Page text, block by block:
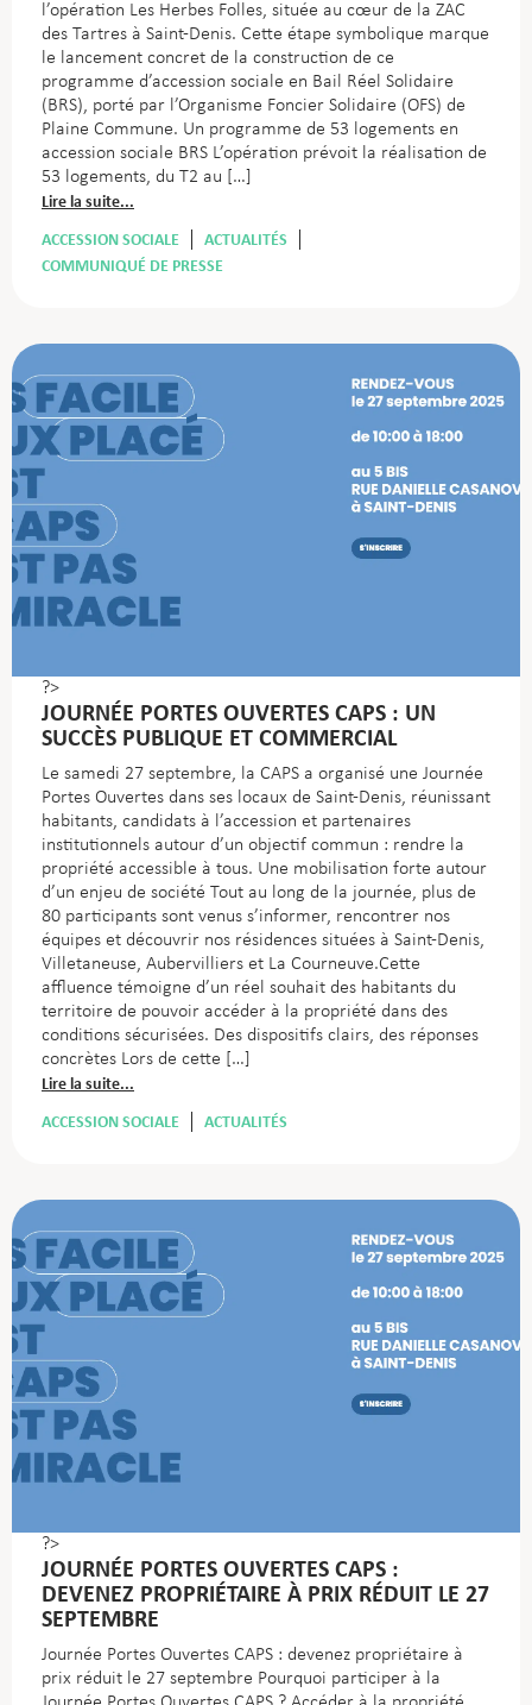
l’opération Les Herbes Folles, située au cœur de la ZAC
des Tartres à Saint-Denis. Cette étape symbolique marque
le lancement concret de la construction de ce
programme d’accession sociale en Bail Réel Solidaire
(BRS), porté par l’Organisme Foncier Solidaire (OFS) de
Plaine Commune. Un programme de 53 logements en
accession sociale BRS L’opération prévoit la réalisation de
53 logements, du T2 au […]
Lire la suite...
ACCESSION SOCIALE
ACTUALITÉS
COMMUNIQUÉ DE PRESSE
?>
JOURNÉE PORTES OUVERTES CAPS : UN
SUCCÈS PUBLIQUE ET COMMERCIAL
Le samedi 27 septembre, la CAPS a organisé une Journée
Portes Ouvertes dans ses locaux de Saint-Denis, réunissant
habitants, candidats à l’accession et partenaires
institutionnels autour d’un objectif commun : rendre la
propriété accessible à tous. Une mobilisation forte autour
d’un enjeu de société Tout au long de la journée, plus de
80 participants sont venus s’informer, rencontrer nos
équipes et découvrir nos résidences situées à Saint-Denis,
Villetaneuse, Aubervilliers et La Courneuve.Cette
affluence témoigne d’un réel souhait des habitants du
territoire de pouvoir accéder à la propriété dans des
conditions sécurisées. Des dispositifs clairs, des réponses
concrètes Lors de cette […]
Lire la suite...
ACCESSION SOCIALE
ACTUALITÉS
?>
JOURNÉE PORTES OUVERTES CAPS :
DEVENEZ PROPRIÉTAIRE À PRIX RÉDUIT LE 27
SEPTEMBRE
Journée Portes Ouvertes CAPS : devenez propriétaire à
prix réduit le 27 septembre Pourquoi participer à la